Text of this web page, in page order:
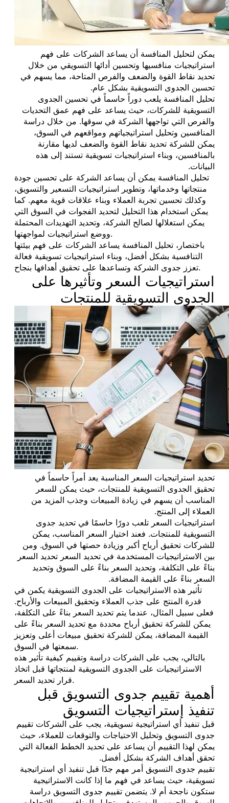
يمكن لتحليل المنافسة أن يساعد الشركات على فهم
استراتيجيات منافسيها وتحسين أدائها التسويقي من خلال
تحديد نقاط القوة والضعف والفرص المتاحة، مما يسهم في
تحسين الجدوى التسويقية بشكل عام.
تحليل المنافسة يلعب دوراً حاسماً في تحسين الجدوى
التسويقية للشركات، حيث يساعد على فهم عمق التحديات
والفرص التي تواجهها الشركة في سوقها. من خلال دراسة
المنافسين وتحليل استراتيجياتهم ومواقعهم في السوق،
يمكن للشركة تحديد نقاط القوة والضعف لديها مقارنة
بالمنافسين، وبناء استراتيجيات تسويقية تستند إلى هذه
البيانات.
تحليل المنافسة يمكن أن يساعد الشركة على تحسين جودة
منتجاتها وخدماتها، وتطوير استراتيجيات التسعير والتسويق،
وكذلك تحسين تجربة العملاء وبناء علاقات قوية معهم. كما
يمكن استخدام هذا التحليل لتحديد الفجوات في السوق التي
يمكن استغلالها لصالح الشركة، وتحديد التهديدات المحتملة
ووضع استراتيجيات لمواجهتها.
باختصار، تحليل المنافسة يساعد الشركات على فهم بيئتها
التنافسية بشكل أفضل، وبناء استراتيجيات تسويقية فعالة
تعزز جدوى الشركة وتساعدها على تحقيق أهدافها بنجاح.
استراتيجيات السعر وتأثيرها على
الجدوى التسويقية للمنتجات
تحديد استراتيجيات السعر المناسبة يعد أمراً حاسماً في
تحقيق الجدوى التسويقية للمنتجات، حيث يمكن للسعر
المناسب أن يسهم في زيادة المبيعات وجذب المزيد من
العملاء إلى المنتج.
استراتيجيات السعر تلعب دورًا حاسمًا في تحديد جدوى
التسويقية للمنتجات. فعند اختيار السعر المناسب، يمكن
للشركات تحقيق أرباح أكبر وزيادة حصتها في السوق. ومن
بين الاستراتيجيات المستخدمة في تحديد السعر تحديد السعر
بناءً على التكلفة، وتحديد السعر بناءً على السوق وتحديد
السعر بناءً على القيمة المضافة.
تأثير هذه الاستراتيجيات على الجدوى التسويقية يكمن في
قدرة المنتج على جذب العملاء وتحقيق المبيعات والأرباح.
فعلى سبيل المثال، عندما يتم تحديد السعر بناءً على التكلفة،
يمكن للشركة تحقيق أرباح محددة مع تحديد السعر بناءً على
القيمة المضافة، يمكن للشركة تحقيق مبيعات أعلى وتعزيز
سمعتها في السوق.
بالتالي، يجب على الشركات دراسة وتقييم كيفية تأثير هذه
الاستراتيجيات على الجدوى التسويقية لمنتجاتها قبل اتخاذ
قرار تحديد السعر.
أهمية تقييم جدوى التسويق قبل
تنفيذ إستراتيجيات التسويق
قبل تنفيذ أي استراتيجية تسويقية، يجب على الشركات تقييم
جدوى التسويق وتحليل الاحتياجات والتوقعات للعملاء، حيث
يمكن لهذا التقييم أن يساعد على تحديد الخطط الفعالة التي
تحقق أهداف الشركة بشكل أفضل.
تقييم جدوى التسويق أمر مهم جدًا قبل تنفيذ أي استراتيجية
تسويقية، حيث يساعد في فهم ما إذا كانت الاستراتيجية
ستكون ناجحة أم لا. يتضمن تقييم جدوى التسويق دراسة